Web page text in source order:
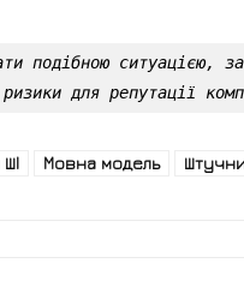
подібною ситуацією,
для репутації
Мовна модель